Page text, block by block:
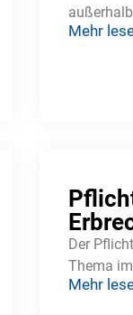
Mehr
Der
Thema
Mehr